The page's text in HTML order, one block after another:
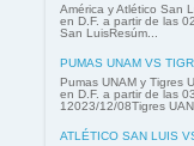
América y Atlético San
en D.F. a partir de las
San LuisResúm...
PUMAS UNAM VS
Pumas UNAM y Tigres
en D.F. a partir de las
12023/12/08Tigres
ATLÉTICO SAN LUIS